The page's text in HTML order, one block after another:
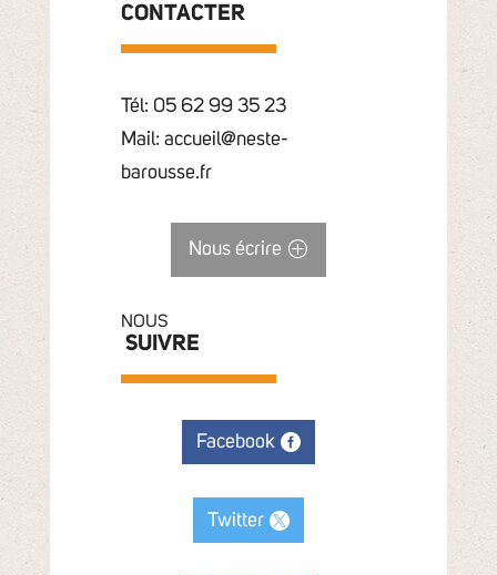
CONTACTER
Tél: 05 62 99 35 23
Mail: accueil@neste-
barousse.fr
Nous écrire
NOUS
SUIVRE
Facebook
Twitter